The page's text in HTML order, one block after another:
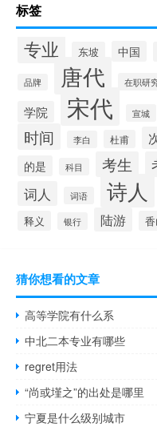
标签
专业 东坡 中国
品牌 唐代 在职研
学院 宋代 宣城
时间 李白 杜甫
的是 科目 考生
词人 词语 诗人
释义 银行 陆游
猜你想看的文章
高等学院有什么系
中北二本专业有哪些
regret用法
“尚或墐之”的出处是哪里
宁夏是什么级别城市